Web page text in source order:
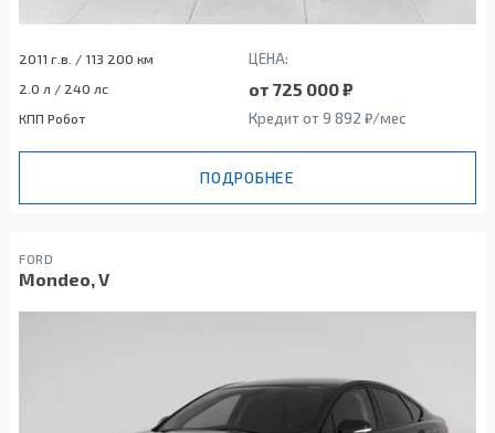
2011 г.в. / 113 200 км ЦЕНА:
2.0 л / 240 лс от 725 000 ₽
КПП Робот Кредит от 9 892 ₽/мес
ПОДРОБНЕЕ
FORD
Mondeo, V